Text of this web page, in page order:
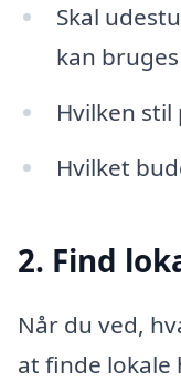
Skal
kan
Hvilken
Hvilket
2. Find
Når du ved,
at finde